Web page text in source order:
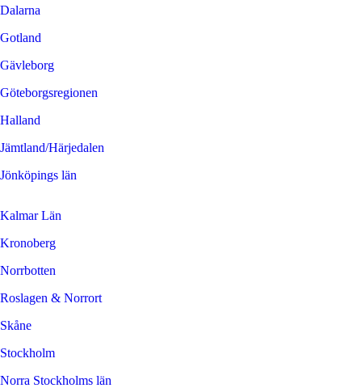
Dalarna
Gotland
Gävleborg
Göteborgsregionen
Halland
Jämtland/Härjedalen
Jönköpings län
Kalmar Län
Kronoberg
Norrbotten
Roslagen & Norrort
Skåne
Stockholm
Norra Stockholms län